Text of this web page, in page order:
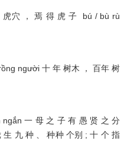
虎穴 ， 焉 得 虎 子 bú / bù rù
người 十 年 树木 ， 百年 树
一 母 之 子 有 愚 贤 之 分
生 九 种 、 种种 个别 ; 十 个 指